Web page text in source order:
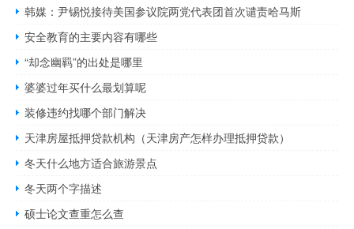
韩媒：尹锡悦接待美国参议院两党代表团首次谴责哈马斯
安全教育的主要内容有哪些
“却念幽羁”的出处是哪里
婆婆过年买什么最划算呢
装修违约找哪个部门解决
天津房屋抵押贷款机构（天津房产怎样办理抵押贷款）
冬天什么地方适合旅游景点
冬天两个字描述
硕士论文查重怎么查